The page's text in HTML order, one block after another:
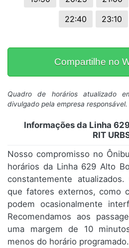
22:40
23:10
Compartilhe no
Quadro de horários atualizado
divulgado pela empresa responsável.
Informações da Linha
RIT
Nosso compromisso no
horários da Linha 629 Alto
constantemente
que fatores externos, como
podem ocasionalmente
Recomendamos aos
uma margem de 10
menos do horário programado.